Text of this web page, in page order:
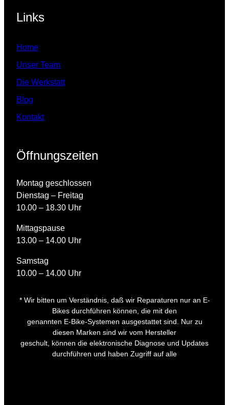
Links
Home
Unser Team
Die Werkstatt
Blog
Kontakt
Öffnungszeiten
Montag geschlossen
Dienstag – Freitag
10.00 – 18.30 Uhr
Mittagspause
13.00 – 14.00 Uhr
Samstag
10.00 – 14.00 Uhr
* Wir bitten um Verständnis, daß wir Reparaturen nur an E-
Bikes durchführen können, die mit den
genannten E-Bike-Systemen ausgestattet sind. Nur zu
diesen Marken sind wir vom Hersteller
geschult, können die elektronische Diagnose und Updates
durchführen und haben Zugriff auf alle